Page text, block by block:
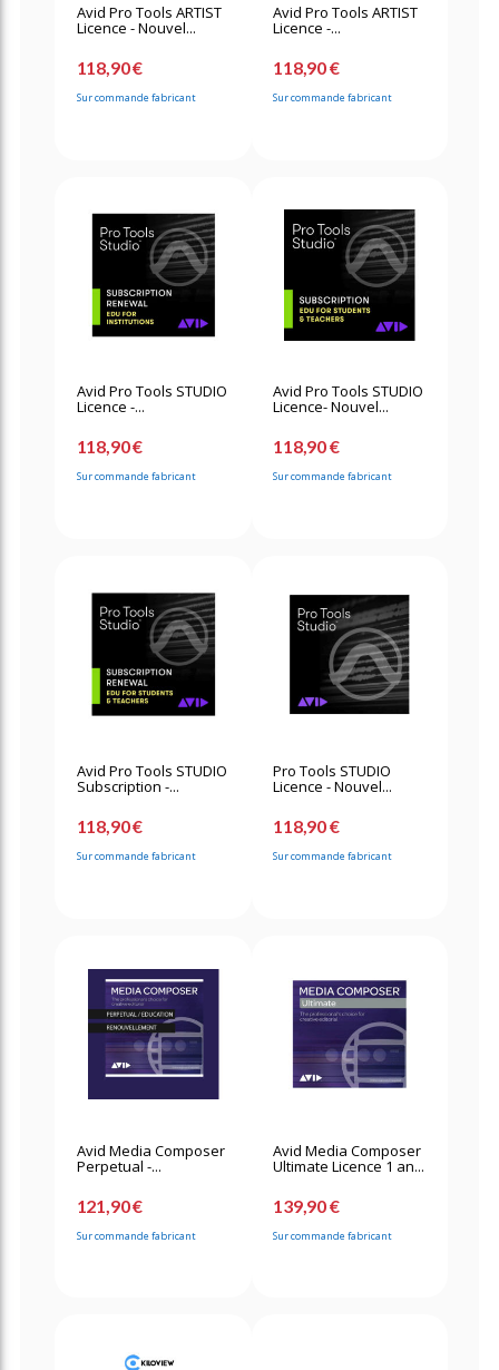
Avid Pro Tools ARTIST
Licence - Nouvel...
118,90 €
Sur commande fabricant
Avid Pro Tools ARTIST
Licence -...
118,90 €
Sur commande fabricant
Avid Pro Tools STUDIO
Licence -...
118,90 €
Sur commande fabricant
Avid Pro Tools STUDIO
Licence- Nouvel...
118,90 €
Sur commande fabricant
Avid Pro Tools STUDIO
Subscription -...
118,90 €
Sur commande fabricant
Pro Tools STUDIO
Licence - Nouvel...
118,90 €
Sur commande fabricant
Avid Media Composer
Perpetual -...
121,90 €
Sur commande fabricant
Avid Media Composer
Ultimate Licence 1 an...
139,90 €
Sur commande fabricant